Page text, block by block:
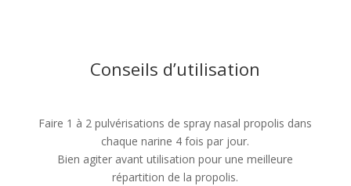
Conseils d’utilisation
Faire 1 à 2 pulvérisations de spray nasal propolis dans
chaque narine 4 fois par jour.
Bien agiter avant utilisation pour une meilleure
répartition de la propolis.